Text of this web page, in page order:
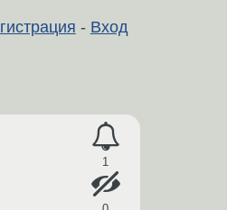
- Вход
1